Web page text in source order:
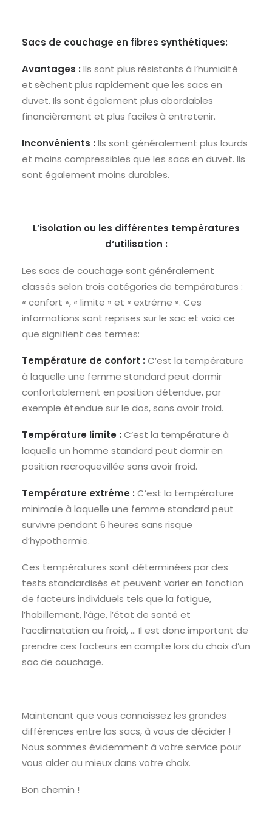
Sacs de couchage en fibres synthétiques:
Avantages : Ils sont plus résistants à l’humidité
et sèchent plus rapidement que les sacs en
duvet. Ils sont également plus abordables
financièrement et plus faciles à entretenir.
Inconvénients : Ils sont généralement plus lourds
et moins compressibles que les sacs en duvet. Ils
sont également moins durables.
L’isolation ou les différentes températures
d‘utilisation :
Les sacs de couchage sont généralement
classés selon trois catégories de températures :
« confort », « limite » et « extrême ». Ces
informations sont reprises sur le sac et voici ce
que signifient ces termes:
Température de confort : C’est la température
à laquelle une femme standard peut dormir
confortablement en position détendue, par
exemple étendue sur le dos, sans avoir froid.
Température limite : C’est la température à
laquelle un homme standard peut dormir en
position recroquevillée sans avoir froid.
Température extrême : C’est la température
minimale à laquelle une femme standard peut
survivre pendant 6 heures sans risque
d’hypothermie.
Ces températures sont déterminées par des
tests standardisés et peuvent varier en fonction
de facteurs individuels tels que la fatigue,
l’habillement, l’âge, l’état de santé et
l’acclimatation au froid, … Il est donc important de
prendre ces facteurs en compte lors du choix d’un
sac de couchage.
Maintenant que vous connaissez les grandes
différences entre las sacs, à vous de décider !
Nous sommes évidemment à votre service pour
vous aider au mieux dans votre choix.
Bon chemin !